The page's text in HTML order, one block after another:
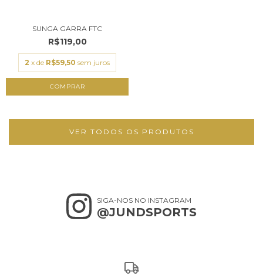
SUNGA GARRA FTC
R$119,00
2 x de R$59,50 sem juros
COMPRAR
VER TODOS OS PRODUTOS
SIGA-NOS NO INSTAGRAM
@JUNDSPORTS